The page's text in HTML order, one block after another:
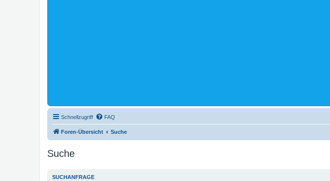
Schnellzugriff FAQ
Foren-Übersicht Suche
Suche
SUCHANFRAGE